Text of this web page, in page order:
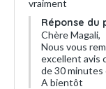
vraiment
Réponse du
Chère Magali,
Nous vous
excellent avis
de 30 minutes
A bientôt